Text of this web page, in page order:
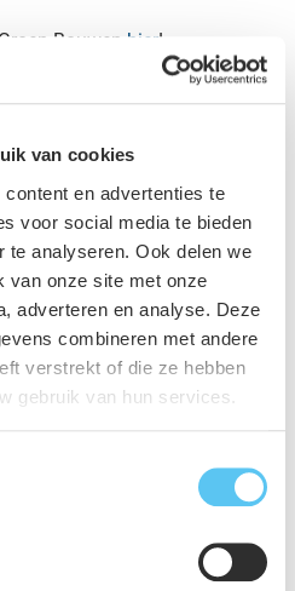
van cookies
en advertenties te
voor social media te bieden
te analyseren. Ook delen we
van onze site met onze
adverteren en analyse. Deze
combineren met andere
verstrekt of die ze hebben
gebruik van hun services.
Bouwen hier!